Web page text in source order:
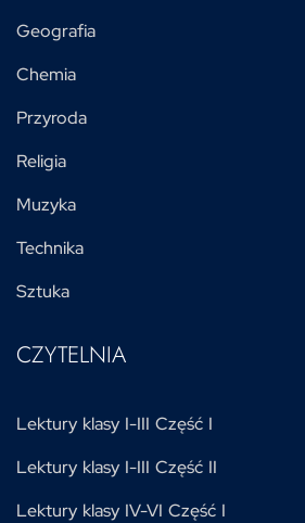
Geografia
Chemia
Przyroda
Religia
Muzyka
Technika
Sztuka
CZYTELNIA
Lektury klasy I-III Część I
Lektury klasy I-III Część II
Lektury klasy IV-VI Część I